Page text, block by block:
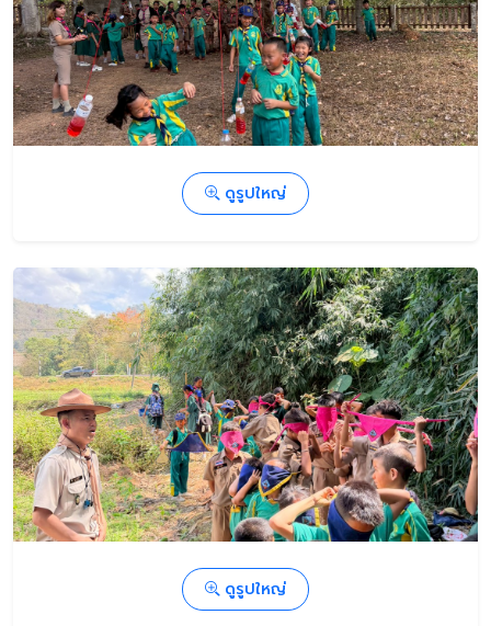
ดูรูปใหญ่
ดูรูปใหญ่